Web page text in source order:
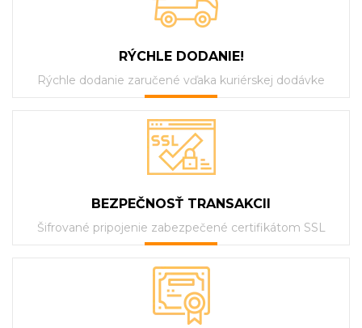
RÝCHLE DODANIE!
Rýchle dodanie zaručené vďaka kuriérskej dodávke
BEZPEČNOSŤ TRANSAKCII
Šifrované pripojenie zabezpečené certifikátom SSL